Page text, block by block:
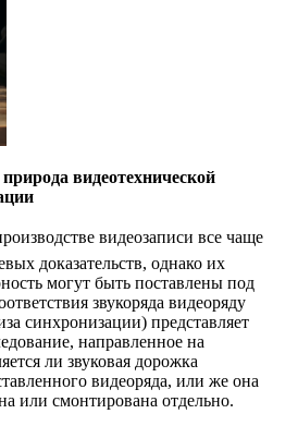
видеотехнической
видеозаписи все чаще
доказательств, однако их
могут быть поставлены под
звукоряда видеоряду
синхронизации) представляет
направленное на
ли звуковая дорожка
видеоряда, или же она
или смонтирована отдельно.